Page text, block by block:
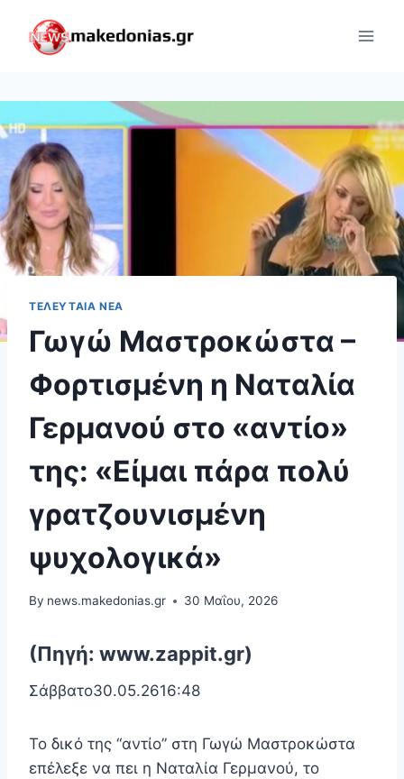
content
ΤΕΛΕΥΤΑΊΑ ΝΈΑ
Γωγώ Μαστροκώστα –
Φορτισμένη η Ναταλία
Γερμανού στο «αντίο»
της: «Eίμαι πάρα πολύ
γρατζουνισμένη
ψυχολογικά»
By news.makedonias.gr 30 Μαΐου, 2026
(Πηγή: www.zappit.gr)
Σάββατο30.05.2616:48
Το δικό της “αντίο” στη Γωγώ Μαστροκώστα
επέλεξε να πει η Ναταλία Γερμανού, το